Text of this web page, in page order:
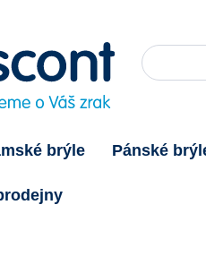
brýle Pánské